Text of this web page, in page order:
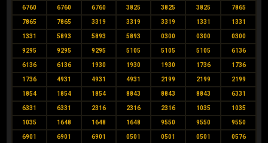
6760 6760 6760 3825 3825 3825 7865
7865 7865 3319 3319 3319 1331 1331
1331 5893 5893 5893 0300 0300 0300
9295 9295 9295 5105 5105 5105 6136
6136 6136 1930 1930 1930 1736 1736
1736 4931 4931 4931 2199 2199 2199
1854 1854 1854 8843 8843 8843 6331
6331 6331 2316 2316 2316 1035 1035
1035 1648 1648 1648 9550 9550 9550
6901 6901 6901 0501 0501 0501 0576